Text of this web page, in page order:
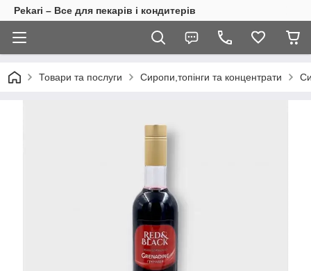
Pekari – Все для пекарів і кондитерів
Товари та послуги Сиропи,топінги та концентрати